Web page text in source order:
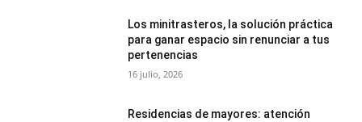
Los minitrasteros, la solución práctica
para ganar espacio sin renunciar a tus
pertenencias
16 julio, 2026
Residencias de mayores: atención